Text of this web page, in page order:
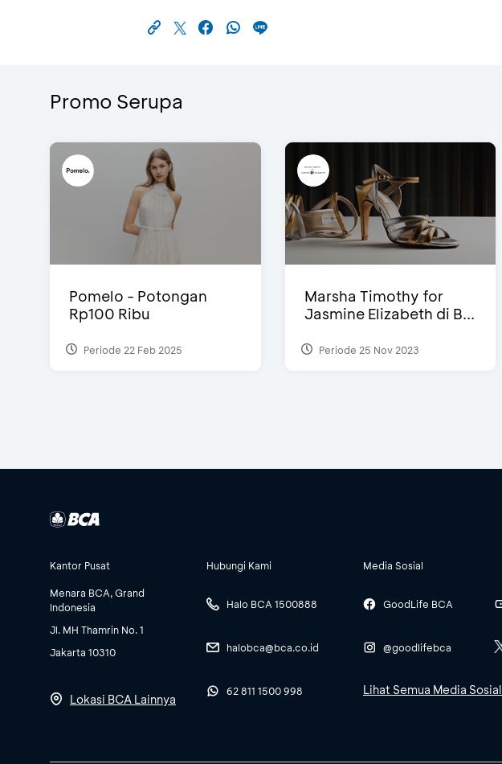
Promo Serupa
Pomelo - Potongan
Rp100 Ribu
Periode 22 Feb 2025
Marsha Timothy for
Jasmine Elizabeth di B...
Periode 25 Nov 2023
Kantor Pusat
Menara BCA, Grand
Indonesia
Jl. MH Thamrin No. 1
Jakarta 10310
Lokasi BCA Lainnya
Hubungi Kami
Halo BCA 1500888
halobca@bca.co.id
62 811 1500 998
Media Sosial
GoodLife BCA
@goodlifebca
Lihat Semua Media Sosial